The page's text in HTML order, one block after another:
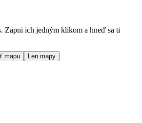
Zapni ich jedným klikom a hneď sa ti
mapu Len mapy